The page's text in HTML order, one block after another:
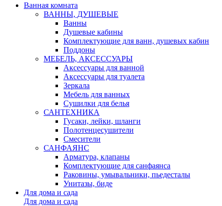
Ванная комната
ВАННЫ, ДУШЕВЫЕ
Ванны
Душевые кабины
Комплектующие для ванн, душевых кабин
Поддоны
МЕБЕЛЬ, АКСЕССУАРЫ
Аксессуары для ванной
Аксессуары для туалета
Зеркала
Мебель для ванных
Сушилки для белья
САНТЕХНИКА
Гусаки, лейки, шланги
Полотенцесушители
Смесители
САНФАЯНС
Арматура, клапаны
Комплектующие для санфаянса
Раковины, умывальники, пьедесталы
Унитазы, биде
Для дома и сада
Для дома и сада